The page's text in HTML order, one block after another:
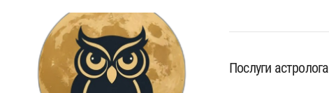
Послуги астролога